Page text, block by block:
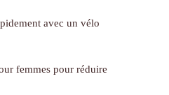
avec un vélo
femmes pour réduire